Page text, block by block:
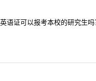
证可以报考本校的研究生